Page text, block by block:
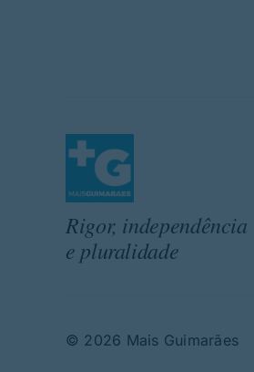
Rigor, independência
e pluralidade
© 2026 Mais Guimarães